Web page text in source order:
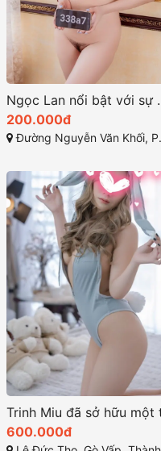
Ngọc Lan
200.000đ
Đường Nguyễn Văn Khối, Phường 9, quận Gò Vấp, Thành phố Hồ Chí Minh
600.000đ